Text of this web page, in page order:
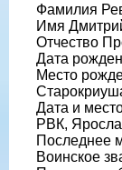
Фамилия
Имя
Отчество
Дата
Место
Дата и
РВК,
Последнее
Воинское